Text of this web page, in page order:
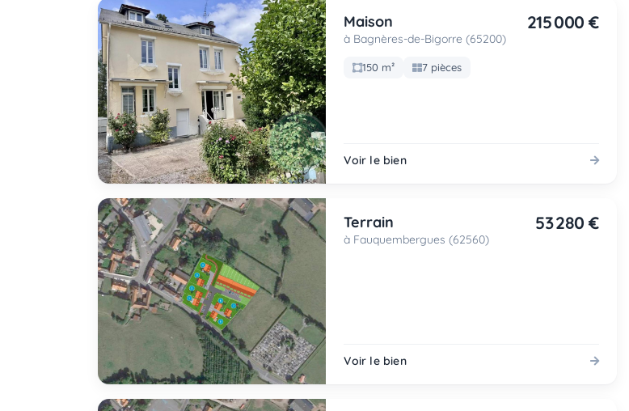
Maison
à Bagnères-de-Bigorre (65200)
215 000 €
150 m² 7 pièces
Voir le bien
Terrain
à Fauquembergues (62560)
53 280 €
Voir le bien